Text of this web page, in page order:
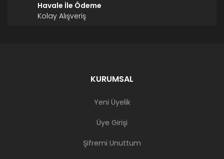
Havale İle Ödeme
Kolay Alışveriş
KURUMSAL
Yeni Üyelik
Üye Girişi
Şifremi Unuttum